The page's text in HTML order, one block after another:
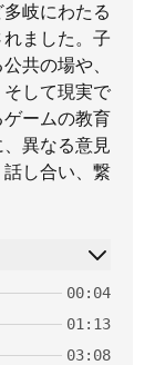
岐にわたる
ました。子
共の場や、
して現実で
ームの教育
異なる意見
し合い、繋
00:04
01:13
03:08